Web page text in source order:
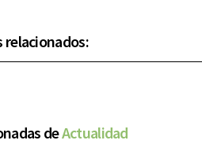
relacionados:
deActualidad